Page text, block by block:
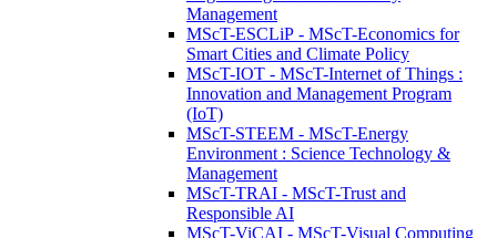
Management
MScT-ESCLiP - MScT-Economics for
Smart Cities and Climate Policy
MScT-IOT - MScT-Internet of Things :
Innovation and Management Program
(IoT)
MScT-STEEM - MScT-Energy
Environment : Science Technology &
Management
MScT-TRAI - MScT-Trust and
Responsible AI
MScT-ViCAI - MScT-Visual Computing